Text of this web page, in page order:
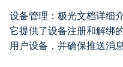
设备管理：极光文档详细
它提供了设备注册和解绑
用户设备，并确保推送消